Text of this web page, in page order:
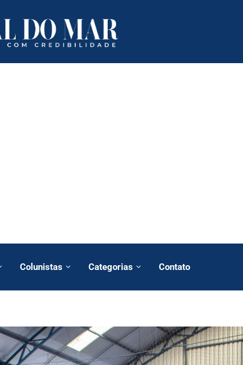
Colunistas Categorias Contato